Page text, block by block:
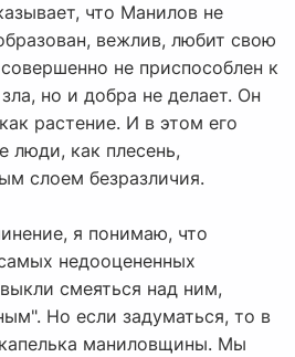
что Манилов не
вежлив, любит свою
не приспособлен к
но и добра не делает. Он
растение. И в этом его
люди, как плесень,
слоем безразличия.
я понимаю, что
недооцененных
смеяться над ним,
Но если задуматься, то в
маниловщины. Мы